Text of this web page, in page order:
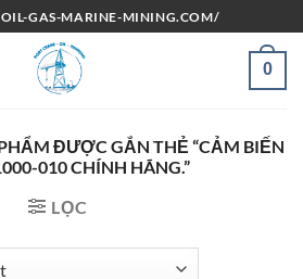
GAS-MARINE-MINING.COM/
0
ĐƯỢC GẮN THẺ “CẢM BIẾN
010 CHÍNH HÃNG.”
LỌC